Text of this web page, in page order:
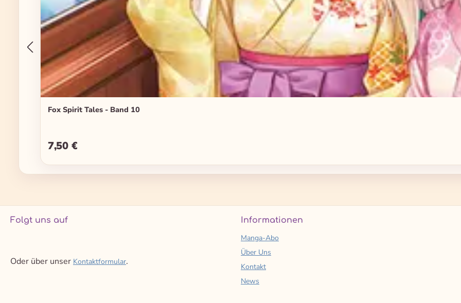
Fox Spirit Tales - Band 10
Regulärer Preis:
7,50 €
Folgt uns auf
Oder über unser Kontaktformular.
Informationen
Manga-Abo
Über Uns
Kontakt
News